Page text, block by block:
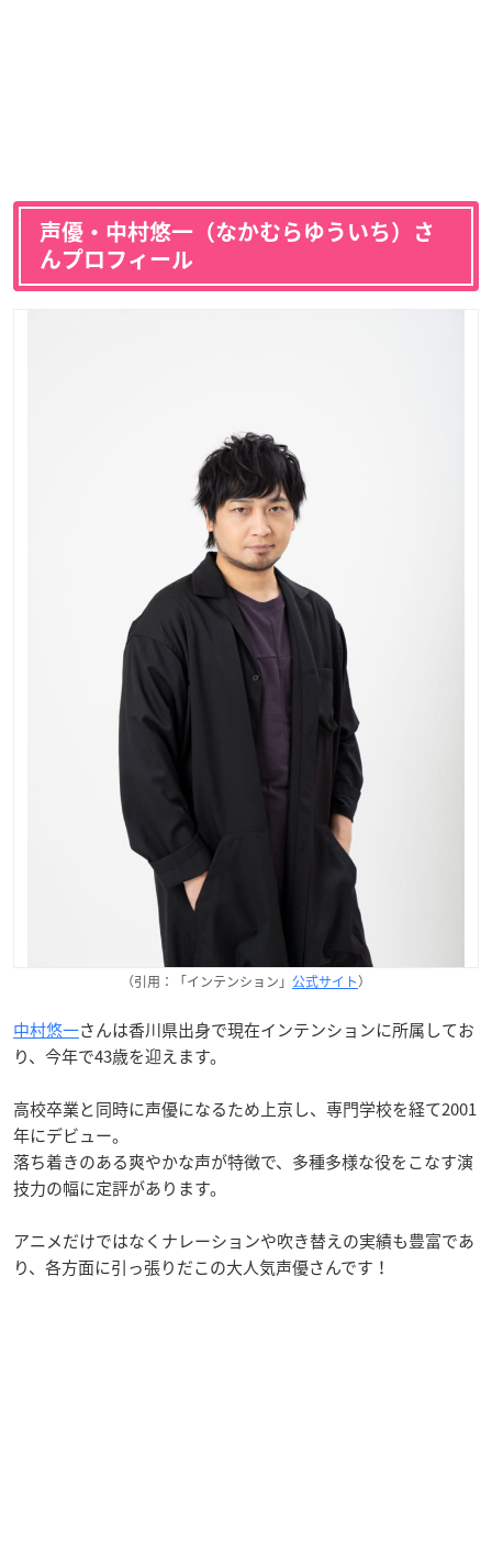
声優・中村悠一（なかむらゆういち）さ
んプロフィール
（引用：「インテンション」 公式サイト）
中村悠一さんは香川県出身で現在インテンションに所属してお
り、今年で43歳を迎えます。
高校卒業と同時に声優になるため上京し、専門学校を経て2001
年にデビュー。
落ち着きのある爽やかな声が特徴で、多種多様な役をこなす演
技力の幅に定評があります。
アニメだけではなくナレーションや吹き替えの実績も豊富であ
り、各方面に引っ張りだこの大人気声優さんです！